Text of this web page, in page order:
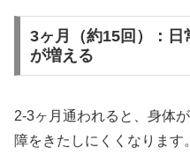
3ヶ月（約15回）：日
が増える
2-3ヶ月通われると、身体
障をきたしにくくなりま